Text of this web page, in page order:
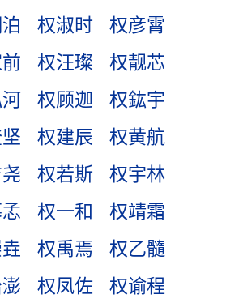
权淑时
权彦霄
权汪璨
权靓芯
权顾迦
权鈜宇
权建辰
权黄航
权若斯
权宇林
权一和
权靖霜
权禹焉
权乙髓
权凤佐
权谕程